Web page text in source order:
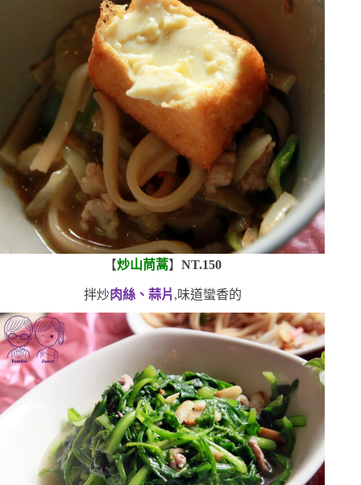
【炒山茼蒿】 NT.150
拌炒肉絲、蒜片 ,味道蠻香的